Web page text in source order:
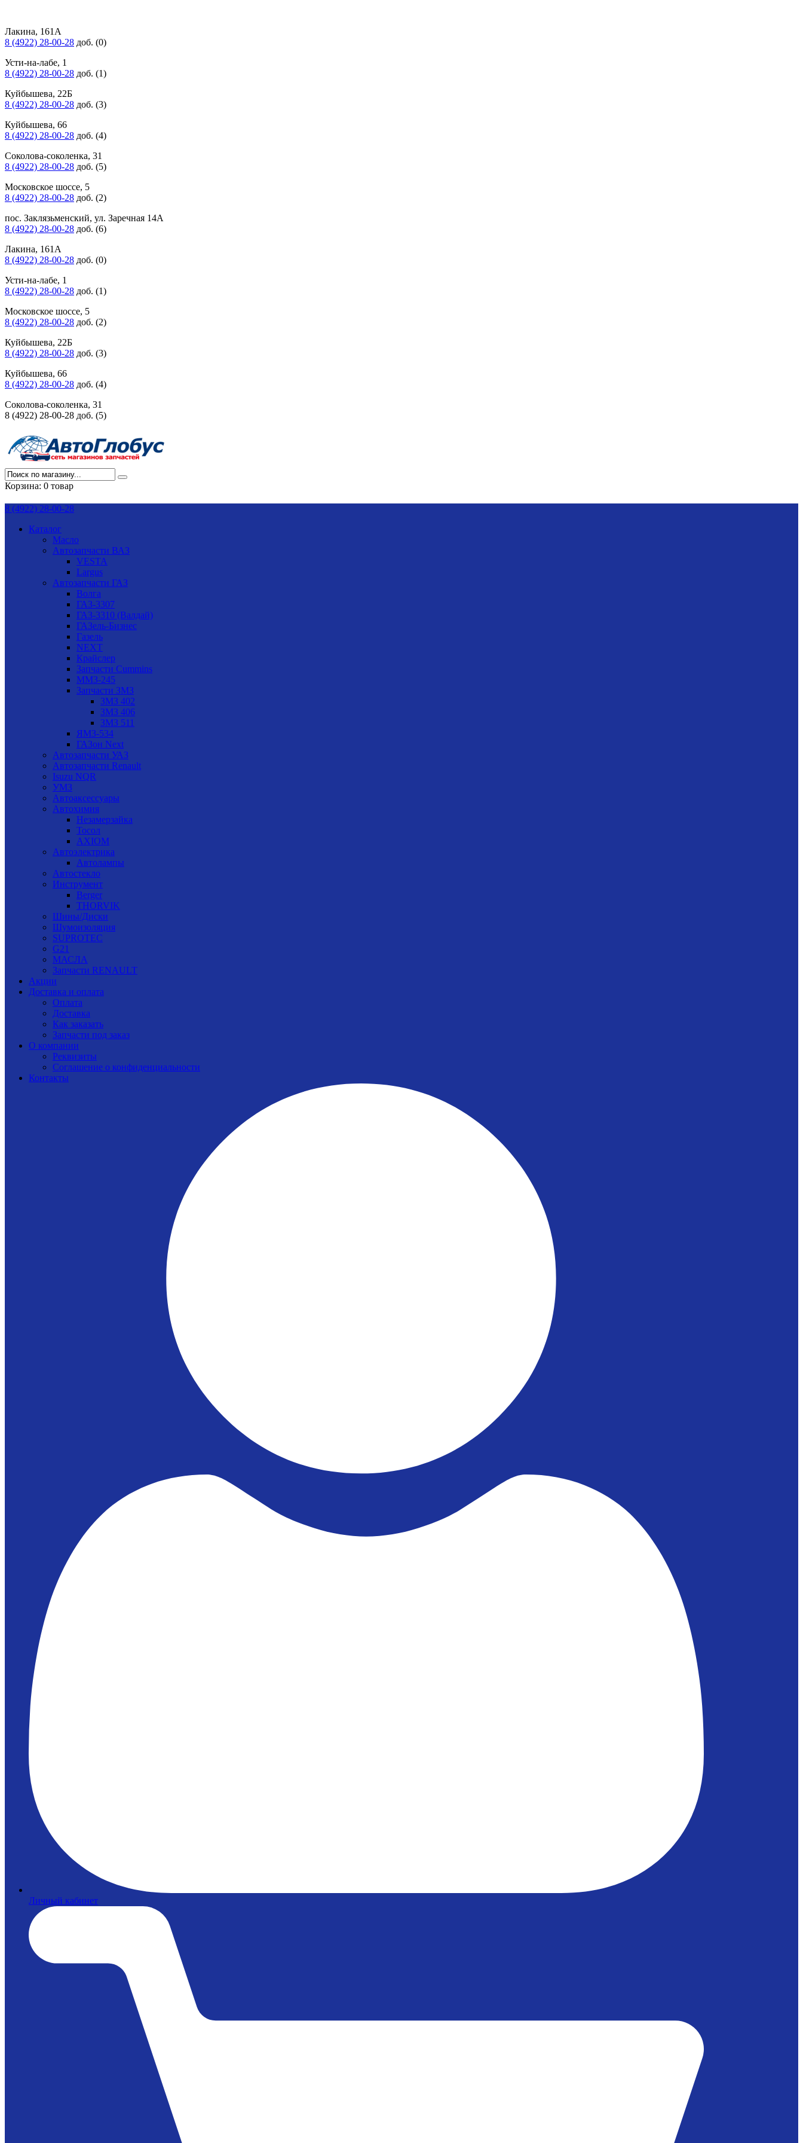
Лакина, 161А
8 (4922) 28-00-28 доб. (0)
Усти-на-лабе, 1
8 (4922) 28-00-28 доб. (1)
Куйбышева, 22Б
8 (4922) 28-00-28 доб. (3)
Куйбышева, 66
8 (4922) 28-00-28 доб. (4)
Соколова-соколенка, 31
8 (4922) 28-00-28 доб. (5)
Московское шоссе, 5
8 (4922) 28-00-28 доб. (2)
пос. Заклязьменский, ул. Заречная 14А
8 (4922) 28-00-28 доб. (6)
Лакина, 161А
8 (4922) 28-00-28 доб. (0)
Усти-на-лабе, 1
8 (4922) 28-00-28 доб. (1)
Московское шоссе, 5
8 (4922) 28-00-28 доб. (2)
Куйбышева, 22Б
8 (4922) 28-00-28 доб. (3)
Куйбышева, 66
8 (4922) 28-00-28 доб. (4)
Соколова-соколенка, 31
8 (4922) 28-00-28 доб. (5)
Корзина: 0 товар
8 (4922) 28-00-28
Каталог
Масло
Автозапчасти ВАЗ
VESTA
Largus
Автозапчасти ГАЗ
Волга
ГАЗ-3307
ГАЗ-3310 (Валдай)
ГАЗель-Бизнес
Газель
NEXT
Крайслер
Запчасти Cummins
ММЗ-245
Запчасти ЗМЗ
ЗМЗ 402
ЗМЗ 406
ЗМЗ 511
ЯМЗ-534
ГАЗон Next
Автозапчасти УАЗ
Автозапчасти Renault
Isuzu NQR
УМЗ
Автоаксессуары
Автохимия
Незамерзайка
Тосол
AXIOM
Автоэлектрика
Автолампы
Автостекло
Инструмент
Berger
THORVIK
Шины/Диски
Шумоизоляция
SUPROTEC
G21
МАСЛА
Запчасти RENAULT
Акции
Доставка и оплата
Оплата
Доставка
Как заказать
Запчасти под заказ
О компании
Реквизиты
Соглашение о конфиденциальности
Контакты
Личный кабинет